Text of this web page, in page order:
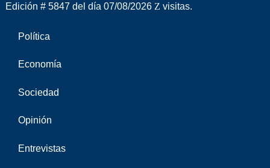
Edición # 5847 del día 07/08/2026 visitas.
Política
Economía
Sociedad
Opinión
Entrevistas